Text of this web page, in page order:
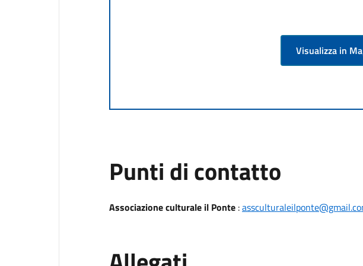
Visualizza in
Punti di contatto
Associazione culturale il Ponte: